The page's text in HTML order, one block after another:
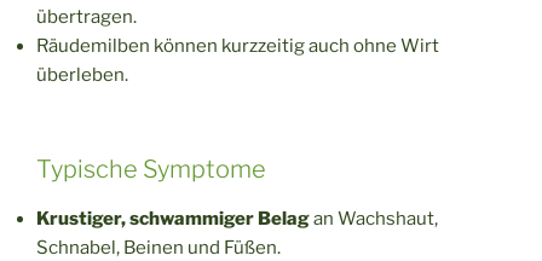
übertragen.
Räudemilben können kurzzeitig auch ohne Wirt
überleben.
Typische Symptome
Krustiger, schwammiger Belagan Wachshaut,
Schnabel, Beinen und Füßen.